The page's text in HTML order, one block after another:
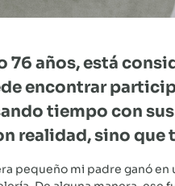
76 años, está
encontrar
tiempo con
realidad, sino
pequeño mi padre ganó